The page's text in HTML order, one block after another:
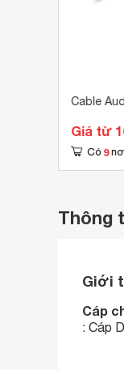
Cable
Giá từ
Có 9
Thông
Giới
Cáp
: Cáp